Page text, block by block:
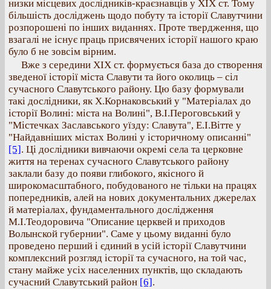
низки місцевих дослідників-краєзнавців у ХІХ ст. Тому
більшість досліджень щодо побуту та історії Славутчини
розпорошені по інших виданнях. Проте твердження, що
взагалі не існує праць присвячених історії нашого краю
було б не зовсім вірним.
Вже з середини ХІХ ст. формується база до створення
зведеної історії міста Славути та його околиць – сіл
сучасного Славутського району. Цю базу формували
такі дослідники, як Х.Корнаковський у "Матеріалах до
історії Волині: міста на Волині", В.І.Пероговський у
"Містечках Заславського уїзду: Славута", Е.І.Вітте у
"Найдавніших містах Волині у історичному описанні"
[5]. Ці дослідники вивчаючи окремі села та церковне
життя на теренах сучасного Славутського району
заклали базу до появи глибокого, якісного й
широкомасштабного, побудованого не тільки на працях
попередників, алей на нових документальних джерелах
й матеріалах, фундаментального дослідження
М.І.Теодоровичa "Описание церквей и приходов
Волынской губернии". Саме у цьому виданні було
проведено перший і єдиний в усій історії Славутчини
комплексний розгляд історії та сучасного, на той час,
стану майже усіх населенних пунктів, що складають
сучасний Славутський район [6].